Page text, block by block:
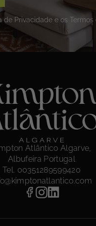
de Privacidade e os Termos
Atlântico Algarve,
Albufeira Portugal
Tel. 00351289599420